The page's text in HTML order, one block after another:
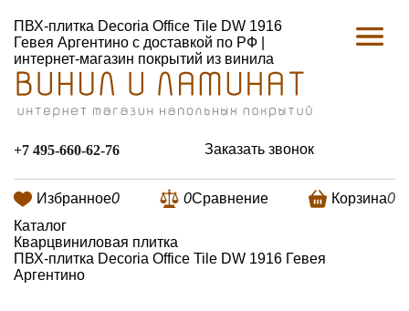
ПВХ-плитка Decoria Office Tile DW 1916
Гевея Аргентино с доставкой по РФ |
интернет-магазин покрытий из винила
+7 495-660-62-76 Заказать звонок
Избранное0 0Сравнение Корзина0
Каталог
Кварцвиниловая плитка
ПВХ-плитка Decoria Office Tile DW 1916 Гевея
Аргентино